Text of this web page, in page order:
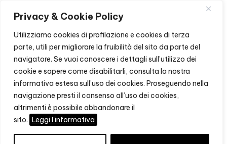
Privacy & Cookie Policy
Utilizziamo cookies di profilazione e cookies di terza
parte, utili per migliorare la fruibilità del sito da parte del
navigatore. Se vuoi conoscere i dettagli sull’utilizzo dei
cookie e sapere come disabilitarli, consulta la nostra
informativa estesa sull’uso dei cookies. Proseguendo nella
navigazione presti il consenso all’uso dei cookies,
altrimenti è possibile abbandonare il
sito. Leggi l'informativa